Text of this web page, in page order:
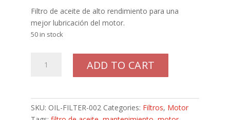
Filtro de aceite de alto rendimiento para una
mejor lubricación del motor.
50 in stock
ADD TO CART
SKU: OIL-FILTER-002 Categories: Filtros, Motor